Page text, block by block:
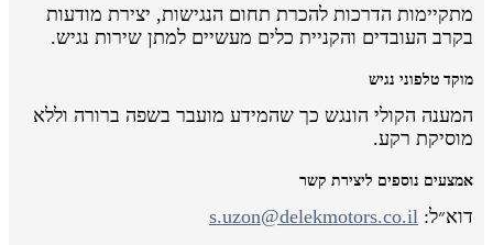
מתקיימות הדרכות להכרת תחום הנגישות, יצירת מודעות
בקרב העובדים והקניית כלים מעשיים למתן שירות נגיש.
מוקד טלפוני נגיש
המענה הקולי הונגש כך שהמידע מועבר בשפה ברורה וללא
מוסיקת רקע.
אמצעים נוספים ליצירת קשר
דוא״ל: s.uzon@delekmotors.co.il